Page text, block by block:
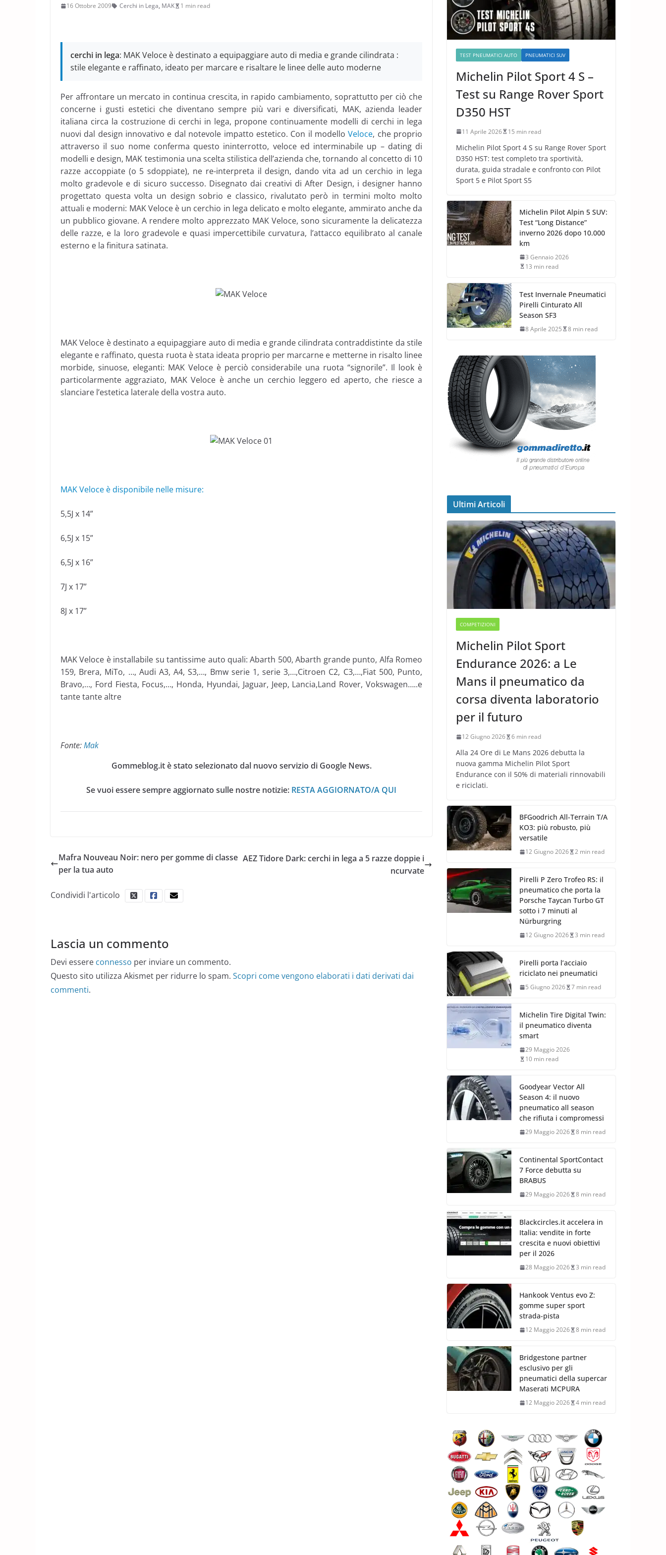
16 Ottobre 2009 Cerchi in Lega, MAK 1 min read
cerchi in lega: MAK Veloce è destinato a equipaggiare auto di media e grande cilindrata :
stile elegante e raffinato, ideato per marcare e risaltare le linee delle auto moderne
Per affrontare un mercato in continua crescita, in rapido cambiamento, soprattutto per ciò che
concerne i gusti estetici che diventano sempre più vari e diversificati, MAK, azienda leader
italiana circa la costruzione di cerchi in lega, propone continuamente modelli di cerchi in lega
nuovi dal design innovativo e dal notevole impatto estetico. Con il modelloVeloce, che proprio
attraverso il suo nome conferma questo ininterrotto, veloce ed interminabile up – dating di
modelli e design, MAK testimonia una scelta stilistica dell’azienda che, tornando al concetto di 10
razze accoppiate (o 5 sdoppiate), ne re-interpreta il design, dando vita ad un cerchio in lega
molto gradevole e di sicuro successo. Disegnato dai creativi di After Design, i designer hanno
progettato questa volta un design sobrio e classico, rivalutato però in termini molto molto
attuali e moderni: MAK Veloce è un cerchio in lega delicato e molto elegante, ammirato anche da
un pubblico giovane. A rendere molto apprezzato MAK Veloce, sono sicuramente la delicatezza
delle razze, e la loro gradevole e quasi impercettibile curvatura, l’attacco equilibrato al canale
esterno e la finitura satinata.
MAK Veloce è destinato a equipaggiare auto di media e grande cilindrata contraddistinte da stile
elegante e raffinato, questa ruota è stata ideata proprio per marcarne e metterne in risalto linee
morbide, sinuose, eleganti: MAK Veloce è perciò considerabile una ruota “signorile”. Il look è
particolarmente aggraziato, MAK Veloce è anche un cerchio leggero ed aperto, che riesce a
slanciare l’estetica laterale della vostra auto.
MAK Veloce è disponibile nelle misure:
5,5J x 14”
6,5J x 15”
6,5J x 16”
7J x 17”
8J x 17”
MAK Veloce è installabile su tantissime auto quali: Abarth 500, Abarth grande punto, Alfa Romeo
159, Brera, MiTo, …, Audi A3, A4, S3,…, Bmw serie 1, serie 3,…,Citroen C2, C3,…,Fiat 500, Punto,
Bravo,…, Ford Fiesta, Focus,…, Honda, Hyundai, Jaguar, Jeep, Lancia,Land Rover, Vokswagen…..e
tante tante altre
Fonte:Mak
Gommeblog.it è stato selezionato dal nuovo servizio di Google News.
Se vuoi essere sempre aggiornato sulle nostre notizie: RESTA AGGIORNATO/A QUI
Mafra Nouveau Noir: nero per gomme di classe
per la tua auto
AEZ Tidore Dark: cerchi in lega a 5 razze doppie i
ncurvate
Condividi l'articolo
Lascia un commento
Devi essere connesso per inviare un commento.
Questo sito utilizza Akismet per ridurre lo spam. Scopri come vengono elaborati i dati derivati dai
commenti.
TEST PNEUMATICI AUTO PNEUMATICI SUV
Michelin Pilot Sport 4 S –
Test su Range Rover Sport
D350 HST
11 Aprile 2026 15 min read
Michelin Pilot Sport 4 S su Range Rover Sport
D350 HST: test completo tra sportività,
durata, guida stradale e confronto con Pilot
Sport 5 e Pilot Sport S5
Michelin Pilot Alpin 5 SUV:
Test “Long Distance”
inverno 2026 dopo 10.000
km
3 Gennaio 2026
13 min read
Test Invernale Pneumatici
Pirelli Cinturato All
Season SF3
8 Aprile 2025 8 min read
Ultimi Articoli
COMPETIZIONI
Michelin Pilot Sport
Endurance 2026: a Le
Mans il pneumatico da
corsa diventa laboratorio
per il futuro
12 Giugno 2026 6 min read
Alla 24 Ore di Le Mans 2026 debutta la
nuova gamma Michelin Pilot Sport
Endurance con il 50% di materiali rinnovabili
e riciclati.
BFGoodrich All-Terrain T/A
KO3: più robusto, più
versatile
12 Giugno 2026 2 min read
Pirelli P Zero Trofeo RS: il
pneumatico che porta la
Porsche Taycan Turbo GT
sotto i 7 minuti al
Nürburgring
12 Giugno 2026 3 min read
Pirelli porta l’acciaio
riciclato nei pneumatici
5 Giugno 2026 7 min read
Michelin Tire Digital Twin:
il pneumatico diventa
smart
29 Maggio 2026
10 min read
Goodyear Vector All
Season 4: il nuovo
pneumatico all season
che rifiuta i compromessi
29 Maggio 2026 8 min read
Continental SportContact
7 Force debutta su
BRABUS
29 Maggio 2026 8 min read
Blackcircles.it accelera in
Italia: vendite in forte
crescita e nuovi obiettivi
per il 2026
28 Maggio 2026 3 min read
Hankook Ventus evo Z:
gomme super sport
strada-pista
12 Maggio 2026 8 min read
Bridgestone partner
esclusivo per gli
pneumatici della supercar
Maserati MCPURA
12 Maggio 2026 4 min read